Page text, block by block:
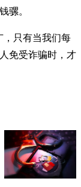
骡。
，只有当我们每
免受诈骗时，才